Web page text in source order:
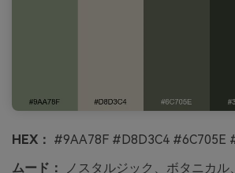
HEX： #9AA78F #D8D3C4 #6C705E
ムード：
ノスタルジック、ボタニカル